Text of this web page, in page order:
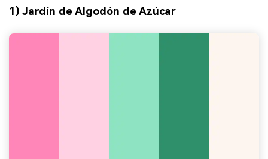
1) Jardín de Algodón de Azúcar